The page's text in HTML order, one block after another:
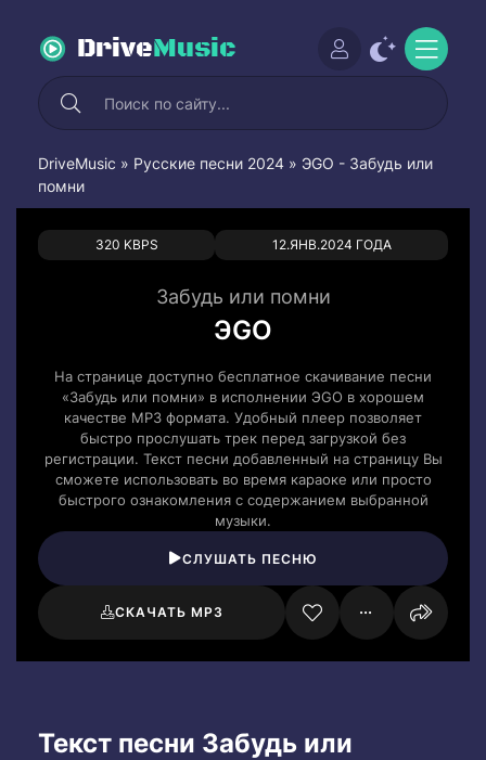
DriveMusic
DriveMusic » Русские песни 2024 » ЭGO - Забудь или
помни
320 KBPS 12.ЯНВ.2024 ГОДА
0 0
Забудь или помни
ЭGO
На странице доступно бесплатное скачивание песни
«Забудь или помни» в исполнении ЭGO в хорошем
качестве MP3 формата. Удобный плеер позволяет
быстро прослушать трек перед загрузкой без
регистрации. Текст песни добавленный на страницу Вы
сможете использовать во время караоке или просто
быстрого ознакомления с содержанием выбранной
музыки.
СЛУШАТЬ ПЕСНЮ
СКАЧАТЬ MP3
Текст песни Забудь или